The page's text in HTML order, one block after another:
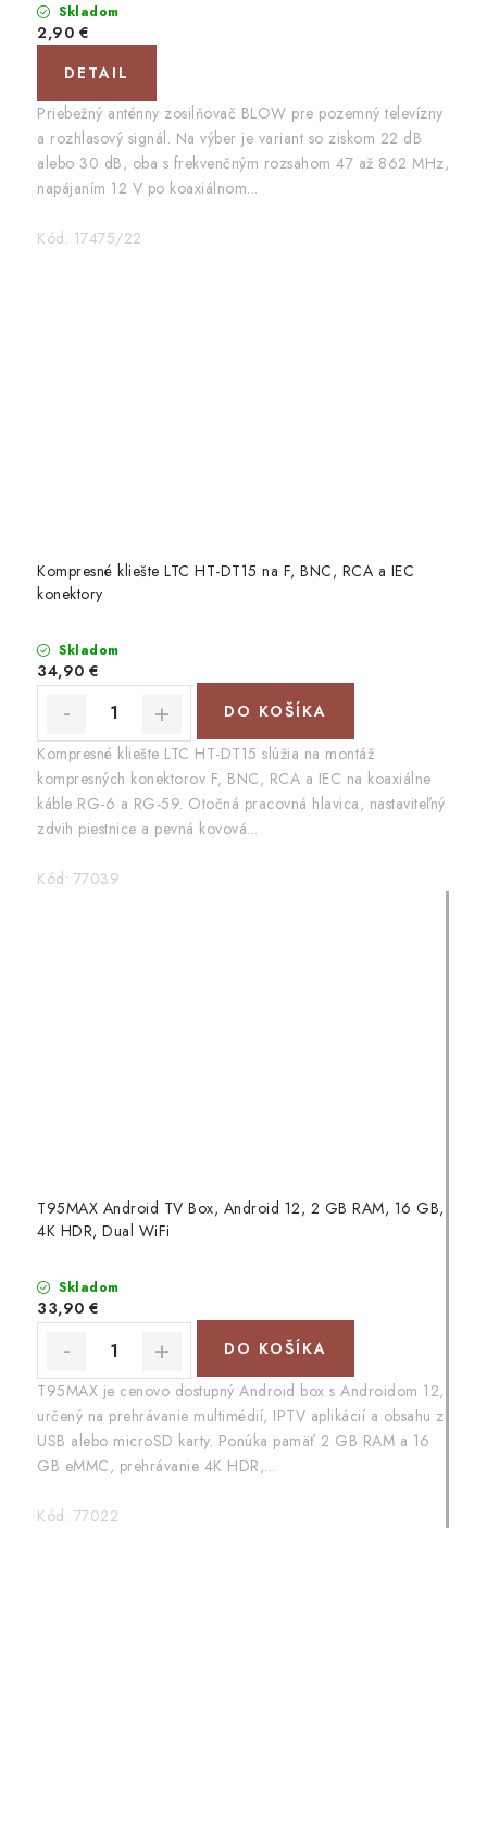
Skladom
2,90 €
DETAIL
Priebežný anténny zosilňovač BLOW pre pozemný televízny
a rozhlasový signál. Na výber je variant so ziskom 22 dB
alebo 30 dB, oba s frekvenčným rozsahom 47 až 862 MHz,
napájaním 12 V po koaxiálnom...
Kód: 17475/22
Kompresné kliešte LTC HT-DT15 na F, BNC, RCA a IEC
konektory
Skladom
34,90 €
DO KOŠÍKA
Kompresné kliešte LTC HT-DT15 slúžia na montáž
kompresných konektorov F, BNC, RCA a IEC na koaxiálne
káble RG-6 a RG-59. Otočná pracovná hlavica, nastaviteľný
zdvih piestnice a pevná kovová...
Kód: 77039
T95MAX Android TV Box, Android 12, 2 GB RAM, 16 GB,
4K HDR, Dual WiFi
Skladom
33,90 €
DO KOŠÍKA
T95MAX je cenovo dostupný Android box s Androidom 12,
určený na prehrávanie multimédií, IPTV aplikácií a obsahu z
USB alebo microSD karty. Ponúka pamäť 2 GB RAM a 16
GB eMMC, prehrávanie 4K HDR,...
Kód: 77022